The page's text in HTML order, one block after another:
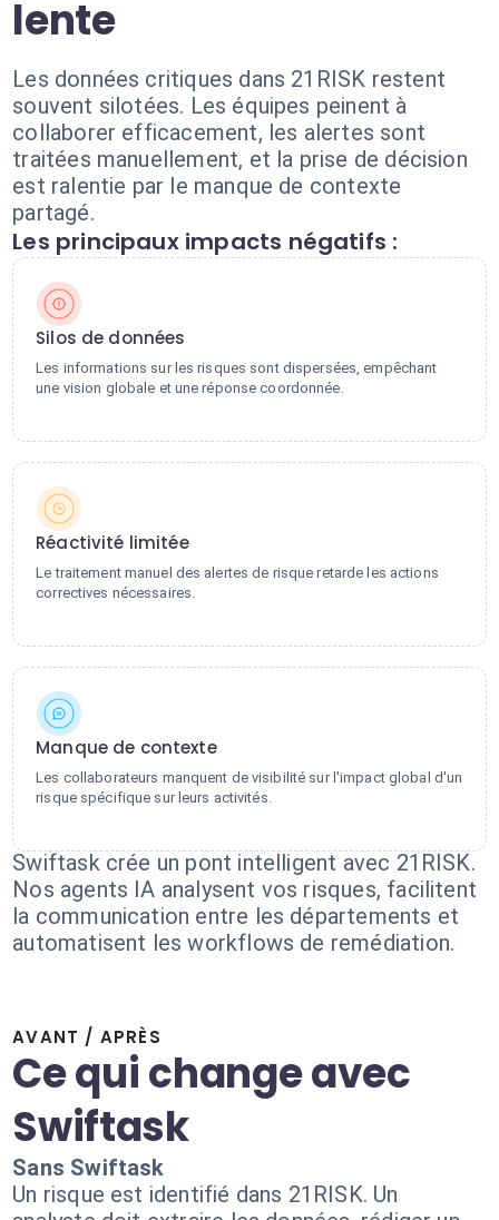
lente
Les données critiques dans 21RISK restent
souvent silotées. Les équipes peinent à
collaborer efficacement, les alertes sont
traitées manuellement, et la prise de décision
est ralentie par le manque de contexte
partagé.
Les principaux impacts négatifs :
Silos de données
Les informations sur les risques sont dispersées, empêchant
une vision globale et une réponse coordonnée.
Réactivité limitée
Le traitement manuel des alertes de risque retarde les actions
correctives nécessaires.
Manque de contexte
Les collaborateurs manquent de visibilité sur l'impact global d'un
risque spécifique sur leurs activités.
Swiftask crée un pont intelligent avec 21RISK.
Nos agents IA analysent vos risques, facilitent
la communication entre les départements et
automatisent les workflows de remédiation.
AVANT / APRÈS
Ce qui change avec
Swiftask
Sans Swiftask
Un risque est identifié dans 21RISK. Un